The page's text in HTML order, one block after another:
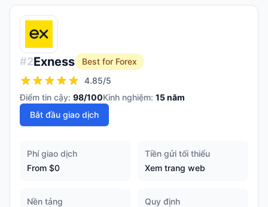
#2Exness
Best for Forex
4.85/5
Điểm tin cậy: 98/100Kinh nghiệm: 15năm
Bắt đầu giao dịch
Phí giao dịch
From $0
Tiền gửi tối thiểu
Xem trang web
Nền tảng
Quy định